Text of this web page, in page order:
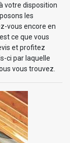
votre disposition
les
vous encore en
ce que vous
et profitez
ci par laquelle
vous trouvez.